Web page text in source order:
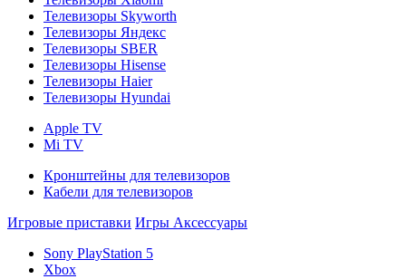
Телевизоры Skyworth
Телевизоры Яндекс
Телевизоры SBER
Телевизоры Hisense
Телевизоры Haier
Телевизоры Hyundai
Apple TV
Mi TV
Кронштейны для телевизоров
Кабели для телевизоров
Игровые приставки Игры Аксессуары
Sony PlayStation 5
Xbox